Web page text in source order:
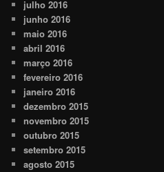
julho 2016
junho 2016
maio 2016
abril 2016
março 2016
fevereiro 2016
janeiro 2016
dezembro 2015
novembro 2015
outubro 2015
setembro 2015
agosto 2015